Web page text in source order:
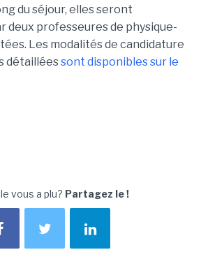
du séjour, elles seront
deux professeures de physique-
Les modalités de candidature
détailléessont disponibles sur le
vous a plu? Partagez le !